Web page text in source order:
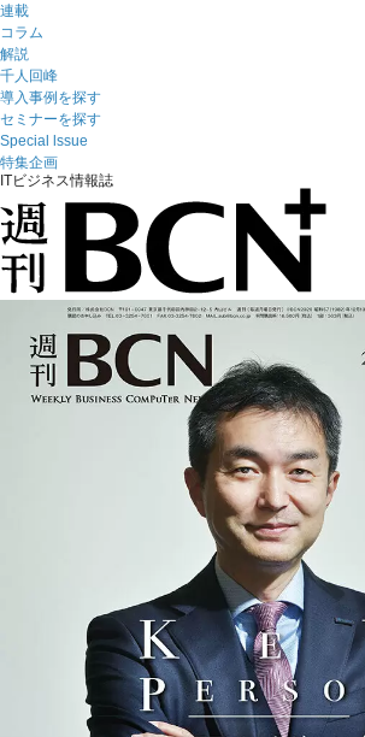
連載
コラム
解説
千人回峰
導入事例を探す
セミナーを探す
Special lssue
特集企画
ITビジネス情報誌